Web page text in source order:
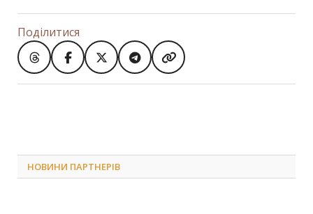
Поділитися
НОВИНИ ПАРТНЕРІВ